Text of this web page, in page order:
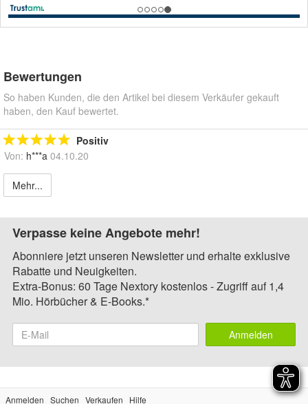
Bewertungen
So haben Kunden, die den Artikel bei diesem Verkäufer gekauft
haben, den Kauf bewertet.
Positiv
Von: h***a 04.10.20
Mehr...
Verpasse keine Angebote mehr!
Abonniere jetzt unseren Newsletter und erhalte exklusive
Rabatte und Neuigkeiten.
Extra-Bonus: 60 Tage Nextory kostenlos - Zugriff auf 1,4
Mio. Hörbücher & E-Books.*
Anmelden
Anmelden Suchen Verkaufen Hilfe